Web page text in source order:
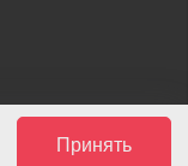
Принять